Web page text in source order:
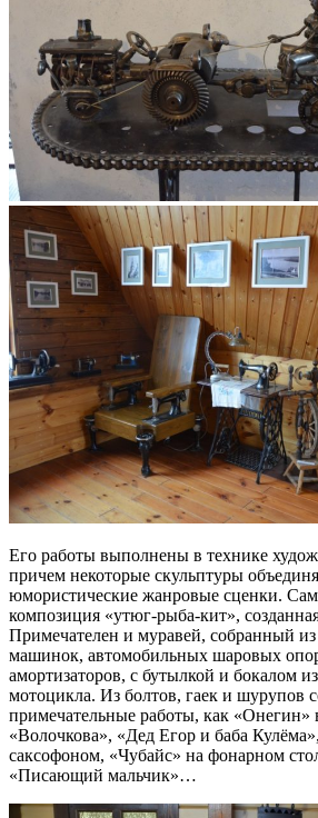
Его работы выполнены в технике
причем некоторые скульптуры
юмористические жанровые сценки.
композиция «утюг-рыба-кит»,
Примечателен и муравей, собранный
машинок, автомобильных шаровых
амортизаторов, с бутылкой и бокалом
мотоцикла. Из болтов, гаек и шурупов
примечательные работы, как «Онегин»
«Волочкова», «Дед Егор и баба
саксофоном, «Чубайс» на фонарном
«Писающий мальчик»…